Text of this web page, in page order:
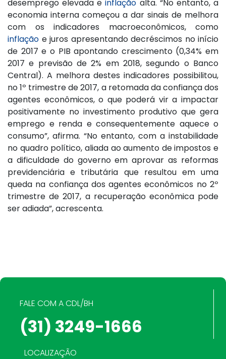
desemprego elevada einflação alta. “No entanto, a
economia interna começou a dar sinais de melhora
com os indicadores macroeconômicos, como
inflação e juros apresentando decréscimos no início
de 2017 e o PIB apontando crescimento (0,34% em
2017 e previsão de 2% em 2018, segundo o Banco
Central). A melhora destes indicadores possibilitou,
no 1º trimestre de 2017, a retomada da confiança dos
agentes econômicos, o que poderá vir a impactar
positivamente no investimento produtivo que gera
emprego e renda e consequentemente aquece o
consumo”, afirma. “No entanto, com a instabilidade
no quadro político, aliada ao aumento de impostos e
a dificuldade do governo em aprovar as reformas
previdenciária e tributária que resultou em uma
queda na confiança dos agentes econômicos no 2º
trimestre de 2017, a recuperação econômica pode
ser adiada”, acrescenta.
FALE COM A CDL/BH
(31) 3249-1666
LOCALIZAÇÃO